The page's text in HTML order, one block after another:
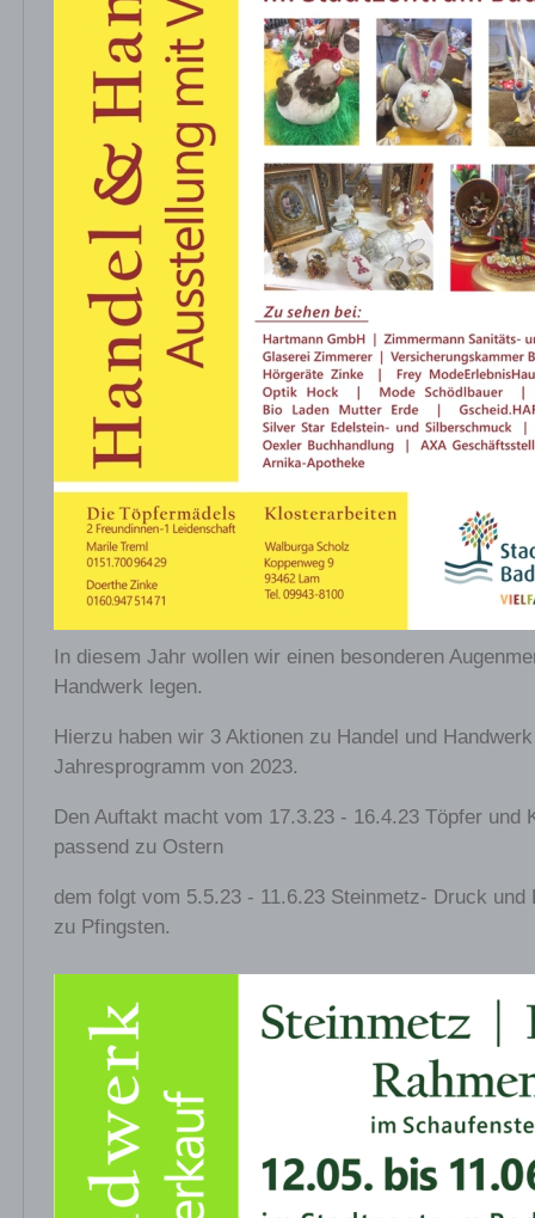
In diesem Jahr wollen wir einen besonderen
Handwerk legen.
Hierzu haben wir 3 Aktionen zu Handel und
Jahresprogramm von 2023.
Den Auftakt macht vom 17.3.23 - 16.4.23 Töpfer und
passend zu Ostern
dem folgt vom 5.5.23 - 11.6.23 Steinmetz- Druck und
zu Pfingsten.